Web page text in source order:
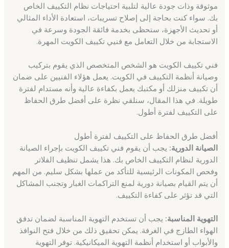
موثوقة وذات جودة عالية لتلبية احتياجات نظام التكييف الخاص
بك. سواء كنت بحاجة إلى إصلاح تسريبات، استعادة الأداء المثالي
أو تحديث الأجهزة، ستحظى بخدمة فائقة الجودة وسرعة في
الاستجابة من خلال التعامل مع فنيي تكييف الكويت المهرة.
فني تكييف الكويت هو الشخص المتخصص الذي يقوم بتركيب
وصيانة أنظمة التكييف في الكويت. يعمل هؤلاء الفنيين على ضمان
أن تكييف منزلك أو مكتبك يعمل بكفاءة عالية وأنه مستدام لفترة
طويلة. في هذا المقال، سنلقي نظرة على أفضل طرق الحفاظ
على التكييف لفترة أطول.
أفضل طرق الحفاظ على التكييف لفترة أطول
الصيانة الدورية: يجب أن يقوم فني تكييف الكويت بإجراء الصيانة
الدورية لنظام التكييف الخاص بك. هذا يشمل تنظيف الفلاتر
وفحص المكونات الرئيسية للتأكد من عملها بشكل سليم. من المهم
أن يتم القيام بصيانة دورية لمنع التراكمات الغبار وتجنب المشاكل
التي قد تؤثر على كفاءة التكييف.
التهوية المناسبة: يجب أن تستخدم التهوية المناسبة لضمان تدفق
الهواء الطازج في الغرفة. يمكن تحقيق ذلك من خلال فتح النوافذ
والأبواب أو استخدام أنظمة التهوية الميكانيكية. توفر التهوية